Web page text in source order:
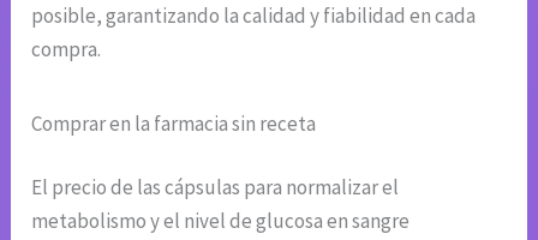
posible, garantizando la calidad y fiabilidad en cada
compra.
Comprar en la farmacia sin receta
El precio de las cápsulas para normalizar el
metabolismo y el nivel de glucosa en sangre